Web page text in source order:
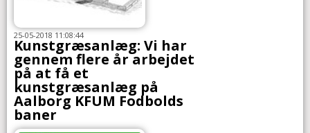
25-05-2018 11:08:44
Kunstgræsanlæg: Vi har
gennem flere år arbejdet
på at få et
kunstgræsanlæg på
Aalborg KFUM Fodbolds
baner